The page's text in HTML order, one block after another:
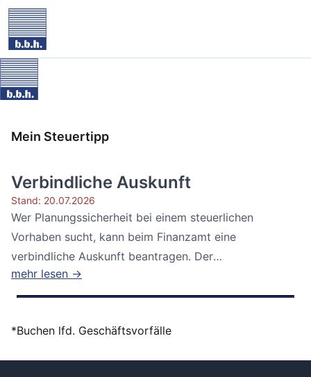
Mein Steuertipp
Verbindliche Auskunft
Stand: 20.07.2026
Wer Planungssicherheit bei einem steuerlichen
Vorhaben sucht, kann beim Finanzamt eine
verbindliche Auskunft beantragen. Der
Bundesfinanzhof...
mehr lesen →
*Buchen lfd. Geschäftsvorfälle